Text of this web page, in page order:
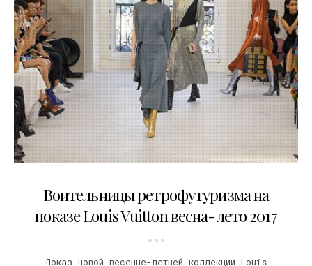
Воительницы ретрофутуризма на
показе Louis Vuitton весна-лето 2017
Показ новой весенне-летней коллекции Louis